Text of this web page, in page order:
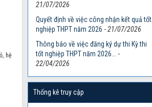
hệ
21/07/2026
Quyết định về việc công nhận kết quả tốt
nghiệp THPT năm 2026 -21/07/2026
Thông báo về việc đăng ký dự thi Kỳ thi
tốt nghiệp THPT năm 2026...
-
22/04/2026
Thống kê truy cập